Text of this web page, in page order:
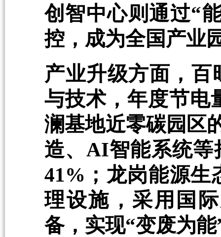
创智中心则通过“
控，成为全国产业
产业升级方面，
与技术，年度节电
澜基地近零碳园区
造、AI智能系统等
41%；龙岗能源生
理设施，采用国
备，实现“变废为